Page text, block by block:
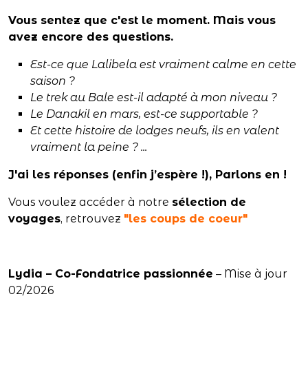
Vous sentez que c'est le moment. Mais vous
avez encore des questions.
Est-ce que Lalibela est vraiment calme en cette
saison ?
Le trek au Bale est-il adapté à mon niveau ?
Le Danakil en mars, est-ce supportable ?
Et cette histoire de lodges neufs, ils en valent
vraiment la peine ? ...
J'ai les réponses (enfin j’espère !), Parlons en !
Vous voulez accéder à notre sélection de
voyages, retrouvez "les coups de coeur"
Lydia – Co-Fondatrice passionnée – Mise à jour
02/2026